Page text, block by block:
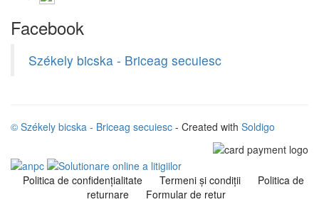
Facebook
Székely bicska - Briceag secuiesc
© Székely bicska - Briceag secuiesc - Created with Soldigo
Politica de confidenţialitate Termeni şi condiţii
Politica de
returnare
Formular de retur